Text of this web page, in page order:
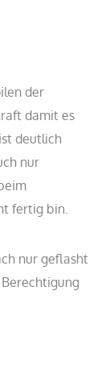
der
damit es
deutlich
nur
fertig bin.
nur geflasht